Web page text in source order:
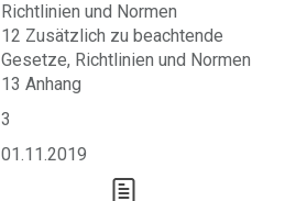
Richtlinien und Normen
12 Zusätzlich zu beachtende
Gesetze, Richtlinien und Normen
13 Anhang
3
01.11.2019